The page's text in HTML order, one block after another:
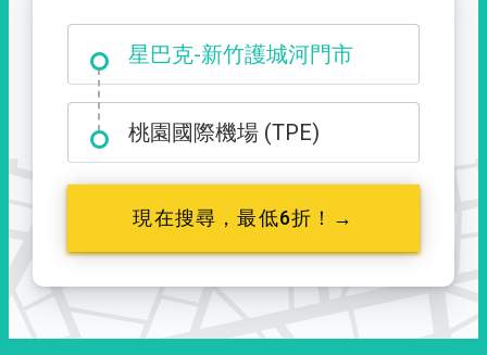
星巴克-新竹護城河門市
大霸尖山登山口
桃園國際機場 (TPE)
現在搜尋，最低6折！→